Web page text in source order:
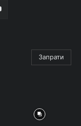
Запрати